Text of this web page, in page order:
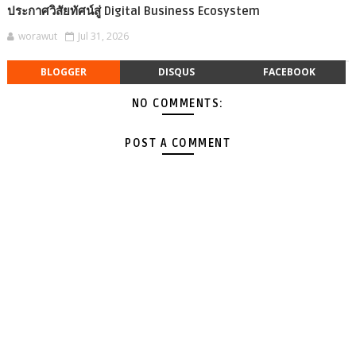
ประกาศวิสัยทัศน์สู่ Digital Business Ecosystem
worawut Jul 31, 2026
BLOGGER DISQUS FACEBOOK
NO COMMENTS:
POST A COMMENT